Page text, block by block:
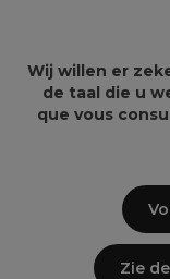
Points clés
Aération
Roulettes
Wij willen er
de taal die u
que vous
Zie